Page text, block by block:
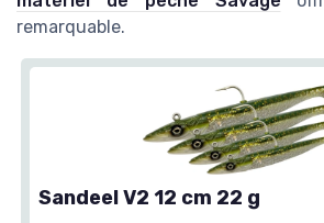
remarquable.
Sandeel V2 12 cm 22 g